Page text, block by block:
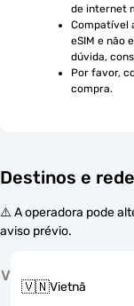
de internet
Compatível
eSIM e não
dúvida,
Por favor,
compra.
Destinos e
⚠️ A operadora pode
aviso prévio.
V
🇻🇳Vietnã